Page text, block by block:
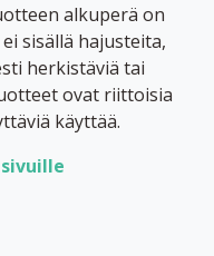
alkuperä on
sisällä hajusteita,
herkistäviä tai
ovat riittoisia
käyttää.